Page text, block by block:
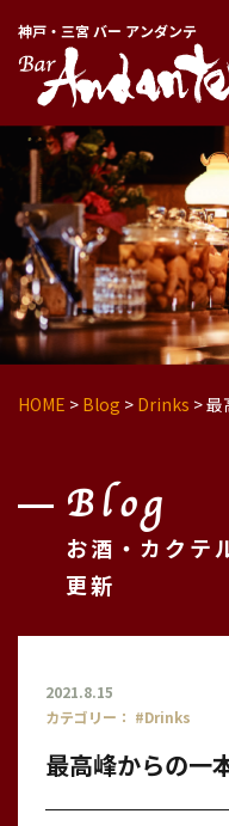
神戸・三宮 バー アンダンテ
HOME > Blog > Drinks >最
Blog
お酒・カクテ
更新
2021.8.15
カテゴリー： #Drinks
最高峰からの一